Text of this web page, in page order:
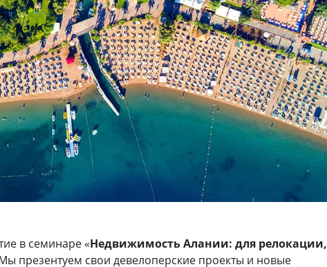
в семинаре «Недвижимость Алании: для релокации,
презентуем свои девелоперские проекты и новые